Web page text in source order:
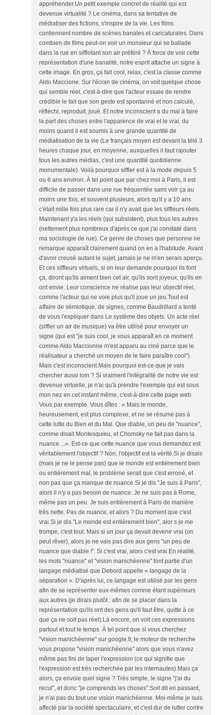
appréhender.Un petit exemple concret de réalité qui est
devenue virtualité ? Le cinéma, dans sa tentative de
médiatiser des fictions, s'inspire de la vie. Les films
contiennent nombre de scènes banales et caricaturales. Dans
combien de films peut-on voir un monsieur qui se ballade
dans la rue en sifflotant son air préféré ? À force de voir cette
représentation d'une banalité, notre esprit attache un signe à
cette image. En gros, ça fait cool, relax, c'est la classe comme
Aldo Maccione. Sur l'écran de cinéma, on voit quelque chose
qui semble réel, c'est-à-dire que l'acteur essaie de rendre
crédible le fait que son geste est spontanné et non calculé,
réfléchi, reproduit, joué. Et notre inconscient a du mal à faire
la part des choses entre l'apparence de vrai et le vrai, du
moins quand il est soumis à une grande quantité de
médiatisation de la vie (Le français moyen est devant la télé 3
heures chaque jour, en moyenne, auxquelles il faut rajouter
tous les autres médias, c'est une quantité quotidienne
monumentale). Voilà pourquoi siffler est à la mode depuis 5
ou 6 ans environ. À tel point que par chez moi à Paris, il est
difficile de passer dans une rue fréquentée sans voir ça au
moins une fois, et souvent plusieurs, alors qu'il y a 10 ans
c'était mille fois plus rare car il n'y avait que les siffleurs réels.
Maintenant y'a les réels (qui subsistent), plus tous les autres
(nettement plus nombreux d'après ce que j'ai constaté dans
ma sociologie de rue). Ce genre de choses que personne ne
remarque apparaît clairement quand on en a l'habitude. Avant
d'avoir creusé autant le sujet, jamais je ne m'en serais aperçu.
Et ces siffleurs virtuels, si on leur demande pourquoi ils font
ça, diront qu'ils aiment bien cet air, qu'ils sont joyeux, qu'ils en
ont envie. Leur conscience ne réalise pas leur objectif réel,
comme l'acteur qui ne voie plus qu'il joue un jeu.Tout est
affaire de sémiotique, de signes, comme Baudrillard a tenté
de vous l'expliquer dans Le système des objets. Un acte réel
(siffler un air de musique) va être utilisé pour envoyer un
signe (qui est "je suis cool, je vous apparaît en ce moment
comme Aldo Maccionne m'est apparu au ciné parce que le
réalisateur a cherché un moyen de le faire paraître cool").
Mais c'est inconscient.Mais pourquoi est-ce que je vais
chercher aussi loin ? Si vraiment l'intégralité de notre vie est
devenue virtuelle, je n'ai qu'à prendre l'exemple qui est sous
mon nez en cet instant même, c'est-à-dire cette page web.
Vous par exemple. Vous dîtes : « Mais le monde,
heureusement, est plus complexe, et ne se résume pas à
cette lutte du Bien et du Mal. Que diable, un peu de "nuance",
comme disait Montesquieu, et Chomsky ne fait pas dans la
nuance ...». Est-ce que cette nuance que vous demandez est
véritablement l'objectif ? Non, l'objectif est la vérité.Si je disais
(mais je ne le pense pas) que le monde est entièrement bien
ou entièrement mal, le problème serait que c'est erroné, et
non pas que ça manque de nuance.Si je dis "Je suis à Paris",
alors il n'y a pas besoin de nuance. Je ne suis pas à Rome,
même pas un peu. Je suis entièrement à Paris de manière
très nette. Pas de nuance, et alors ? Du moment que c'est
vrai.Si je dis "Le monde est entièrement bien", alor s je me
trompe, c'est tout. Mais si un jour ça devait devenir vrai (on
peut rêver), alors je ne vais pas dire aux gens "un peu de
nuance que diable !". Si c'est vrai, alors c'est vrai.En réalité,
les mots "nuance" et "vision manichéenne" font partie d'un
langage médiatisé que Debord appelle « langage de la
séparation ». D'après lui, ce langage est utilisé par les gens
afin de se représenter eux-mêmes comme étant supérieurs
aux autres (je dirais plutôt : afin de se placer dans la
représentation qu'ils ont des gens qu'il faut être, quitte à ce
que ça ne soit pas réel).Là encore, on voit ces expressions
partout et tout le temps. À tel point que si vous cherchez
"vision manichéenne" sur google.fr, le moteur de recherche
vous propose "vision manichéenne" alors que vous n'avez
même pas fini de taper l'expression (ce qui signifie que
l'expression est très recherchée par les internautes).Mais ça
alors, ça envoie quel signe ? Très simple, le signe "j'ai du
recul", et donc "je comprends les choses".Soit dit en passant,
je n'ai pas du tout une vision manichéenne. Moi-même je suis
affecté par la société spectaculaire, et c'est dur de lutter contre